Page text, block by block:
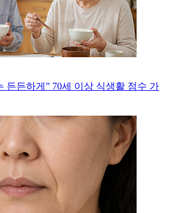
든든하게” 70세 이상 식생활 점수 가